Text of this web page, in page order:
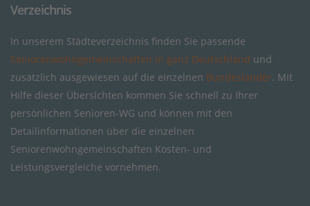
Verzeichnis
In unserem Städteverzeichnis finden Sie passende
Seniorenwohngemeinschaften in ganz Deutschland und
zusätzlich ausgewiesen auf die einzelnen Bundesländer. Mit
Hilfe dieser Übersichten kommen Sie schnell zu Ihrer
persönlichen Senioren-WG und können mit den
Detailinformationen über die einzelnen
Seniorenwohngemeinschaften Kosten- und
Leistungsvergleiche vornehmen.